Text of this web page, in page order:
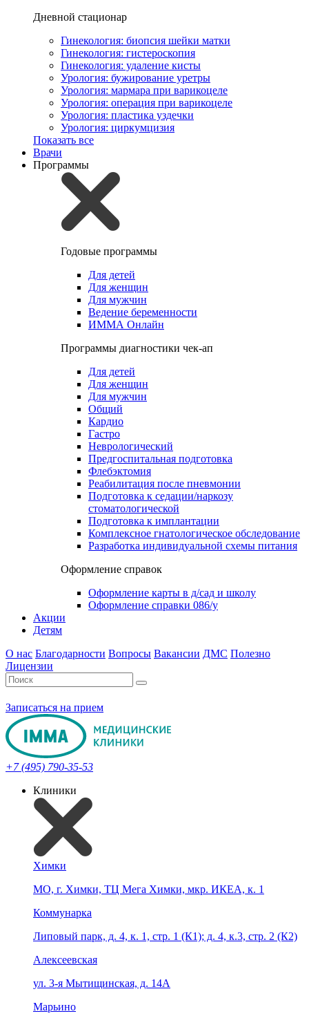
Дневной стационар
Гинекология: биопсия шейки матки
Гинекология: гистероскопия
Гинекология: удаление кисты
Урология: бужирование уретры
Урология: мармара при варикоцеле
Урология: операция при варикоцеле
Урология: пластика уздечки
Урология: циркумцизия
Показать все
Врачи
Программы
Годовые программы
Для детей
Для женщин
Для мужчин
Ведение беременности
ИММА Онлайн
Программы диагностики чек-ап
Для детей
Для женщин
Для мужчин
Общий
Кардио
Гастро
Неврологический
Предгоспитальная подготовка
Флебэктомия
Реабилитация после пневмонии
Подготовка к седации/наркозу
стоматологической
Подготовка к имплантации
Комплексное гнатологическое обследование
Разработка индивидуальной схемы питания
Оформление справок
Оформление карты в д/сад и школу
Оформление справки 086/у
Акции
Детям
О нас Благодарности Вопросы Вакансии ДМС Полезно
Лицензии
Записаться на прием
+7 (495) 790-35-53
Клиники
Химки
МО, г. Химки, ТЦ Мега Химки, мкр. ИКЕА, к. 1
Коммунарка
Липовый парк, д. 4, к. 1, стр. 1 (К1); д. 4, к.3, стр. 2 (К2)
Алексеевская
ул. 3-я Мытищинская, д. 14А
Марьино